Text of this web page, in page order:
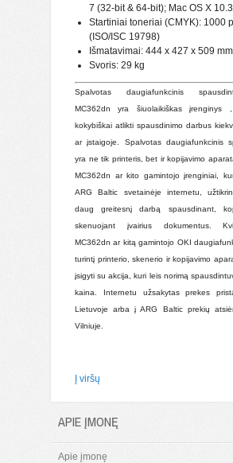
7 (32-bit & 64-bit); Mac OS X
Startiniai toneriai (CMYK): 1000
(ISO/ISC 19798)
Išmatavimai: 444 x 427 x 509 mm
Svoris: 29 kg
Spalvotas daugiafunkcinis
MC362dn yra šiuolaikiškas įrenginys
kokybiškai atlikti spausdinimo darbus
ar įstaigoje. Spalvotas daugiafunkcinis
yra ne tik printeris, bet ir kopijavimo
MC362dn ar kito gamintojo įrenginiai,
ARG Baltic svetainėje internetu,
daug greitesnį darbą spausdinant,
skenuojant įvairius dokumentus.
MC362dn ar kitą gamintojo OKI
turintį printerio, skenerio ir kopijavimo
įsigyti su akcija, kuri leis norimą
kaina. Internetu užsakytas prekes
Lietuvoje arba į ARG Baltic prekių
Vilniuje.
Į viršų
APIE ĮMONĘ
Apie įmonę